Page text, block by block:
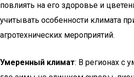
повлиять на его здоровье и
учитывать особенности климата
агротехнических мероприятий.
Умеренный климат: В регионах с